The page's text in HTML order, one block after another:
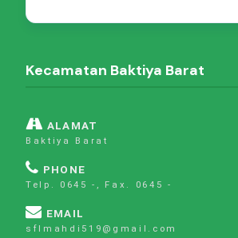
Kecamatan Baktiya Barat
ALAMAT
Baktiya Barat
PHONE
Telp. 0645 -, Fax. 0645 -
EMAIL
sflmahdi519@gmail.com